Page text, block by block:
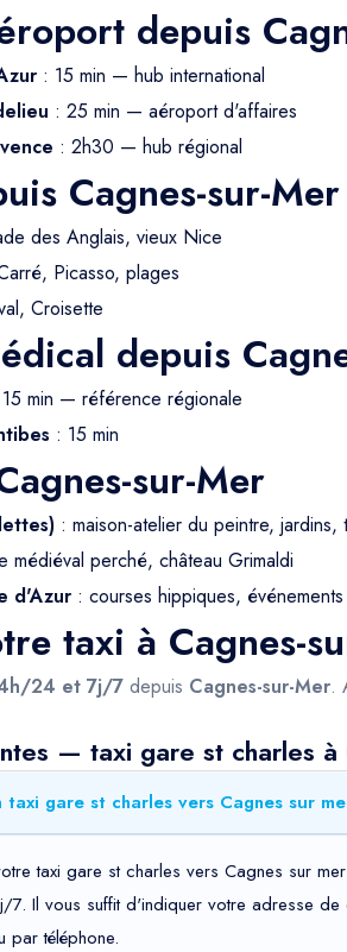
depuis
: 15 min — hub international
: 25 min — aéroport d'affaires
: 2h30 — hub régional
Cagnes-sur-Mer
des Anglais, vieux Nice
Picasso, plages
Croisette
depuis
min — référence régionale
: 15 min
sur-Mer
: maison-atelier du peintre, jardins,
médiéval perché, château Grimaldi
d'Azur : courses hippiques, événements
taxi à Cagnes-
24 et 7j/7 depuis Cagnes-sur-Mer.
— taxi gare st charles à
taxi gare st charles vers Cagnes sur
taxi gare st charles vers Cagnes sur
Il vous suffit d'indiquer votre adresse de
par téléphone.